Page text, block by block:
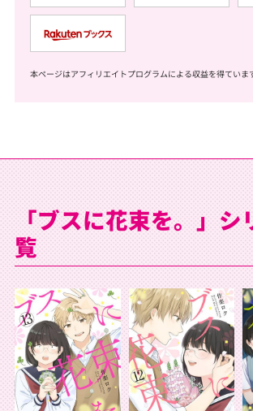
本ページはアフィリエイトプログラムによる収益を得ていま
「ブスに花束を。」シ
覧